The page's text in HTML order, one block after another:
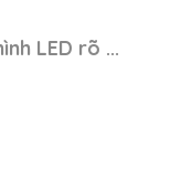
LED rõ ...